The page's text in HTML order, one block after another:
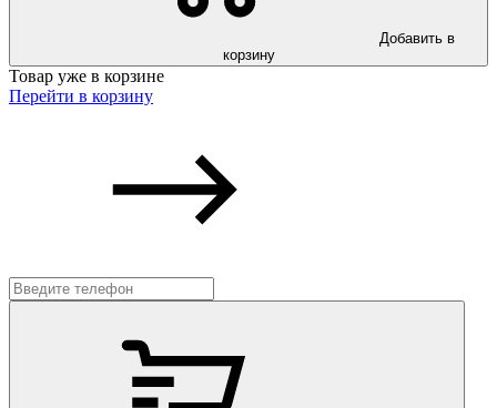
корзину
Товар уже в корзине
Перейти в корзину